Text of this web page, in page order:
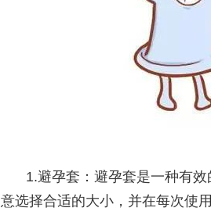
1.避孕套：避孕套是一种有
意选择合适的大小，并在每次使